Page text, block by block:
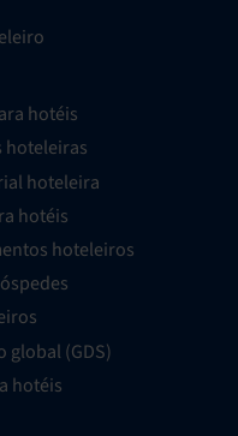
hotéis
hoteleiras
hoteleira
hotéis
hoteleiros
global (GDS)
hotéis